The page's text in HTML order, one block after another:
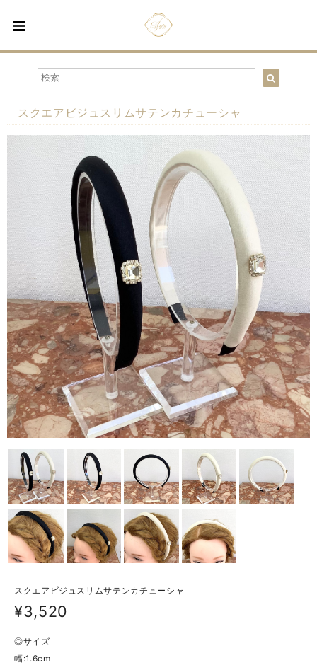
スクエアビジュスリムサテンカチューシャ
スクエアビジュスリムサテンカチューシャ
¥3,520
◎サイズ
幅:1.6cm